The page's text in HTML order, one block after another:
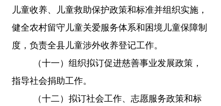
儿童收养、儿童救助保护政策和标准并组织实施，
健全农村留守儿童关爱服务体系和困境儿童保障制
度，负责全县儿童涉外收养登记工作。
（十一）组织拟订促进慈善事业发展政策，
指导社会捐助工作。
（十二）拟订社会工作、志愿服务政策和标